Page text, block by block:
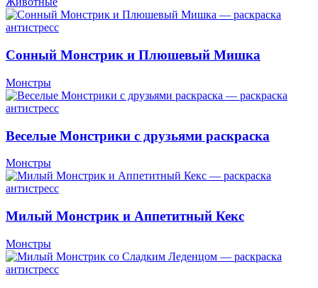
Сонный Монстрик и Плюшевый Мишка
Монстры
Веселые Монстрики с друзьями раскраска
Монстры
Милый Монстрик и Аппетитный Кекс
Монстры